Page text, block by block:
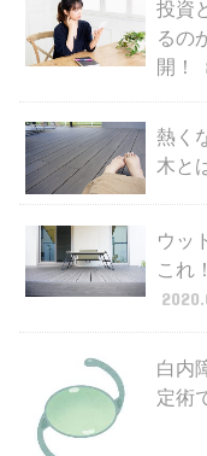
投資
るの
開！
熱く
木と
ウッ
これ
白内
定術